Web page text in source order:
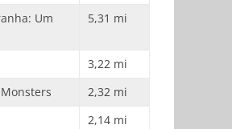
Um
5,31 mi
3,22 mi
2,32 mi
2,14 mi